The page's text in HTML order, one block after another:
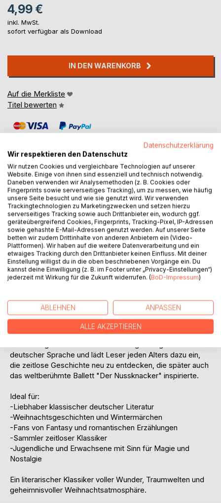
4,99 €
inkl. MwSt.
sofort verfügbar als Download
IN DEN WARENKORB
Auf die Merkliste
Titel bewerten
BESCHREIBUNG
Tauchen Sie ein in die zauberhafte Welt von "Nussknacker
und Mausekönig", dem berühmten Weihnachtsmärchen
von E. T. A. Hoffmann.
In einer geheimnisvollen Weihnachtsnacht beginnt für Marie
und ihren geliebten Nussknacker ein fantastisches
Abenteuer zwischen Spielzeugreich, Mäusearmee und
verwunschenen Königreichen. Was zunächst wie ein
der bedeutendsten Erzählungen der deutschen Romantik
voller Magie, Spannung, Fantasie und poetischer
deutscher Sprache und lädt Leser jeden Alters dazu ein,
die zeitlose Geschichte neu zu entdecken, die später auch
das weltberühmte Ballett "Der Nussknacker" inspirierte.
Ideal für:
-Liebhaber klassischer deutscher Literatur
-Weihnachtsgeschichten und Wintermärchen
-Fans von Fantasy und romantischen Erzählungen
-Sammler zeitloser Klassiker
-Jugendliche und Erwachsene mit Sinn für Magie und
Nostalgie
Ein literarischer Klassiker voller Wunder, Traumwelten und
geheimnisvoller Weihnachtsatmosphäre.
Datenschutzerklärung
Wir respektieren den Datenschutz
Wir nutzen Cookies und vergleichbare Technologien auf unserer
Website. Einige von ihnen sind essenziell und technisch notwendig.
Daneben verwenden wir Analysemethoden (z. B. Cookies oder
Fingerprints sowie serverseitiges Tracking), um zu messen, wie häufig
unsere Seite besucht und wie sie genutzt wird. Wir verwenden
Trackingtechnologien zu Marketingzwecken und setzen hierzu
serverseitiges Tracking sowie auch Drittanbieter ein, wodurch ggf.
geräteübergreifend Cookies, Fingerprints, Tracking-Pixel, IP-Adressen
sowie gehashte E-Mail-Adressen genutzt werden. Auf unserer Seite
betten wir zudem Drittinhalte von anderen Anbietern ein (Video-
Plattformen). Wir haben auf die weitere Datenverarbeitung und ein
etwaiges Tracking durch den Drittanbieter keinen Einfluss. Mit deiner
Einstellung willigst du in die oben beschriebenen Vorgänge ein. Du
kannst deine Einwilligung (z. B. im Footer unter „Privacy-Einstellungen“)
jederzeit mit Wirkung für die Zukunft widerrufen. (BoD-Impressum)
ABLEHNEN ANPASSEN
ALLE AKZEPTIEREN